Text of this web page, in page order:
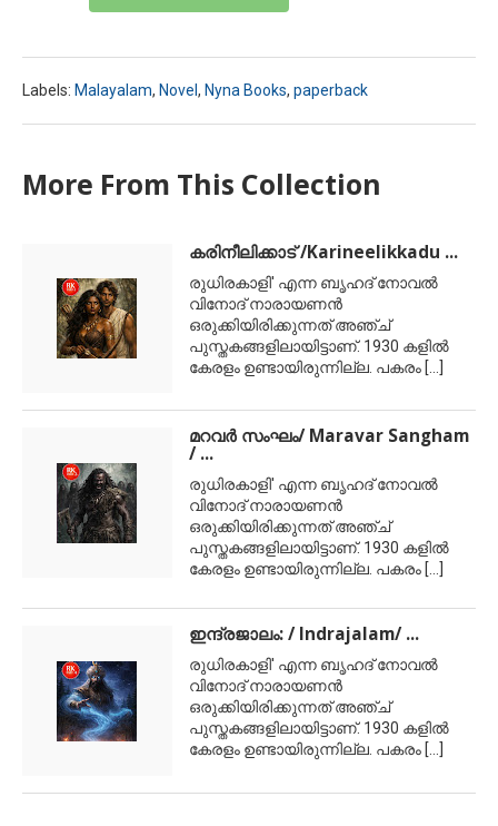
Labels: Malayalam, Novel , Nyna Books, paperback
More From This Collection
കരിനീലിക്കാട് /Karineelikkadu ...
രുധിരകാളി' എന്ന ബൃഹദ് നോവല്‍
വിനോദ് നാരായണന്‍
ഒരുക്കിയിരിക്കുന്നത് അഞ്ച്
പുസ്തകങ്ങളിലായിട്ടാണ്. 1930 കളില്‍
കേരളം ഉണ്ടായിരുന്നില്ല. പകരം [...]
മറവര്‍ സംഘം/ Maravar Sangham
/ ...
രുധിരകാളി' എന്ന ബൃഹദ് നോവല്‍
വിനോദ് നാരായണന്‍
ഒരുക്കിയിരിക്കുന്നത് അഞ്ച്
പുസ്തകങ്ങളിലായിട്ടാണ്. 1930 കളില്‍
കേരളം ഉണ്ടായിരുന്നില്ല. പകരം [...]
ഇന്ദ്രജാലം: / Indrajalam/ ...
രുധിരകാളി' എന്ന ബൃഹദ് നോവല്‍
വിനോദ് നാരായണന്‍
ഒരുക്കിയിരിക്കുന്നത് അഞ്ച്
പുസ്തകങ്ങളിലായിട്ടാണ്. 1930 കളില്‍
കേരളം ഉണ്ടായിരുന്നില്ല. പകരം [...]